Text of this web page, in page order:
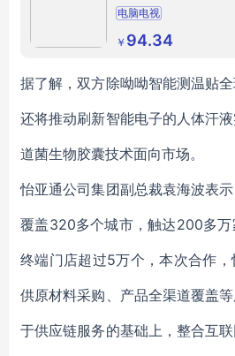
电脑电视
￥ 94.34
据了解，双方除呦呦智能测温贴
还将推动刷新智能电子的人体汗
道菌生物胶囊技术面向市场。
怡亚通公司集团副总裁袁海波表
覆盖320多个城市，触达200多
终端门店超过5万个，本次合作
供原材料采购、产品全渠道覆盖
于供应链服务的基础上，整合互